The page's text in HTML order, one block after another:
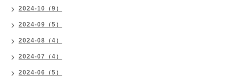
2024-10（9）
2024-09（5）
2024-08（4）
2024-07（4）
2024-06（5）